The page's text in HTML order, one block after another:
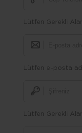
Lütfen Gerekli
Lütfen e-posta
Lütfen Gerekli